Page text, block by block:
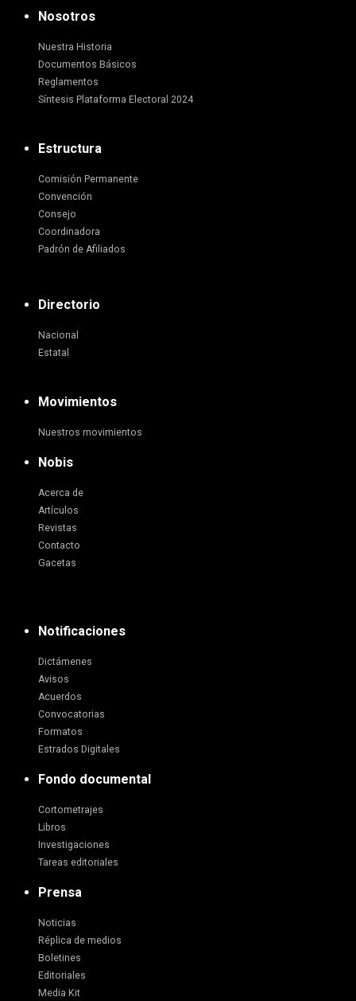
Nosotros
Nuestra Historia
Documentos Básicos
Reglamentos
Síntesis Plataforma Electoral 2024
Estructura
Comisión Permanente
Convención
Consejo
Coordinadora
Padrón de Afiliados
Directorio
Nacional
Estatal
Movimientos
Nuestros movimientos
Nobis
Acerca de
Artículos
Revistas
Contacto
Gacetas
Notificaciones
Dictámenes
Avisos
Acuerdos
Convocatorias
Formatos
Estrados Digitales
Fondo documental
Cortometrajes
Libros
Investigaciones
Tareas editoriales
Prensa
Noticias
Réplica de medios
Boletines
Editoriales
Media Kit